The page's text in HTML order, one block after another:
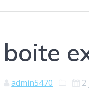
boite
admin5470 2